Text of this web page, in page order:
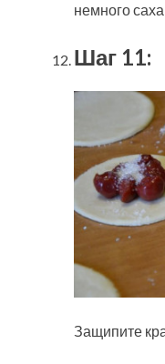
немного
Шаг 11:
Защипите